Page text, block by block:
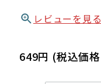
レビューを見る
649円 (税込価格